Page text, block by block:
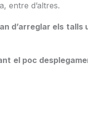
entre d’altres.
d’arreglar els talls
el poc